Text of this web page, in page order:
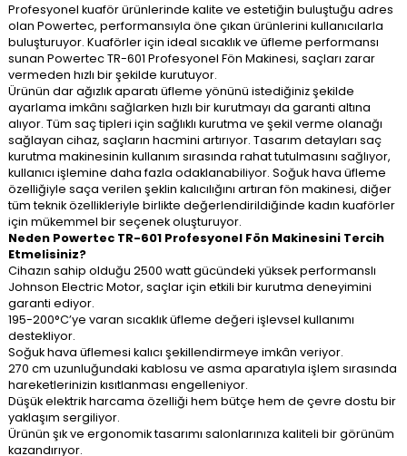
Profesyonel kuaför ürünlerinde kalite ve estetiğin buluştuğu adres
olan Powertec, performansıyla öne çıkan ürünlerini kullanıcılarla
buluşturuyor. Kuaförler için ideal sıcaklık ve üfleme performansı
sunan Powertec TR-601 Profesyonel Fön Makinesi, saçları zarar
vermeden hızlı bir şekilde kurutuyor.
Ürünün dar ağızlık aparatı üfleme yönünü istediğiniz şekilde
ayarlama imkânı sağlarken hızlı bir kurutmayı da garanti altına
alıyor. Tüm saç tipleri için sağlıklı kurutma ve şekil verme olanağı
sağlayan cihaz, saçların hacmini artırıyor. Tasarım detayları saç
kurutma makinesinin kullanım sırasında rahat tutulmasını sağlıyor,
kullanıcı işlemine daha fazla odaklanabiliyor. Soğuk hava üfleme
özelliğiyle saça verilen şeklin kalıcılığını artıran fön makinesi, diğer
tüm teknik özellikleriyle birlikte değerlendirildiğinde kadın kuaförler
için mükemmel bir seçenek oluşturuyor.
Neden Powertec TR-601 Profesyonel Fön Makinesini Tercih
Etmelisiniz?
Cihazın sahip olduğu 2500 watt gücündeki yüksek performanslı
Johnson Electric Motor, saçlar için etkili bir kurutma deneyimini
garanti ediyor.
195-200°C’ye varan sıcaklık üfleme değeri işlevsel kullanımı
destekliyor.
Soğuk hava üflemesi kalıcı şekillendirmeye imkân veriyor.
270 cm uzunluğundaki kablosu ve asma aparatıyla işlem sırasında
hareketlerinizin kısıtlanması engelleniyor.
Düşük elektrik harcama özelliği hem bütçe hem de çevre dostu bir
yaklaşım sergiliyor.
Ürünün şık ve ergonomik tasarımı salonlarınıza kaliteli bir görünüm
kazandırıyor.